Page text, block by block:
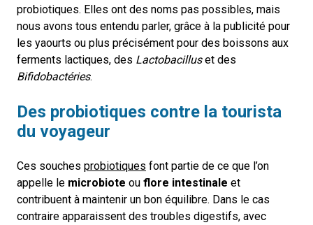
probiotiques. Elles ont des noms pas possibles, mais
nous avons tous entendu parler, grâce à la publicité pour
les yaourts ou plus précisément pour des boissons aux
ferments lactiques, des Lactobacilluset des
Bifidobactéries.
Des probiotiques contre la tourista
du voyageur
Ces souches probiotiques font partie de ce que l’on
appelle le microbiote ou flore intestinale et
contribuent à maintenir un bon équilibre. Dans le cas
contraire apparaissent des troubles digestifs, avec